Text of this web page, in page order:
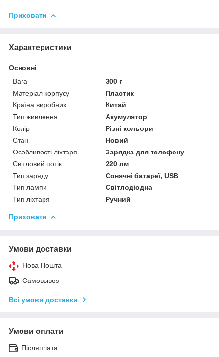
Приховати
Характеристики
Основні
Вага
300 г
Матеріал корпусу
Пластик
Країна виробник
Китай
Тип живлення
Акумулятор
Колір
Різні кольори
Стан
Новий
Особливості ліхтаря
Зарядка для телефону
Світловий потік
220 лм
Тип заряду
Сонячні батареї, USB
Тип лампи
Світлодіодна
Тип ліхтаря
Ручний
Приховати
Умови доставки
Нова Пошта
Самовывоз
Всі умови доставки
Умови оплати
Післяплата